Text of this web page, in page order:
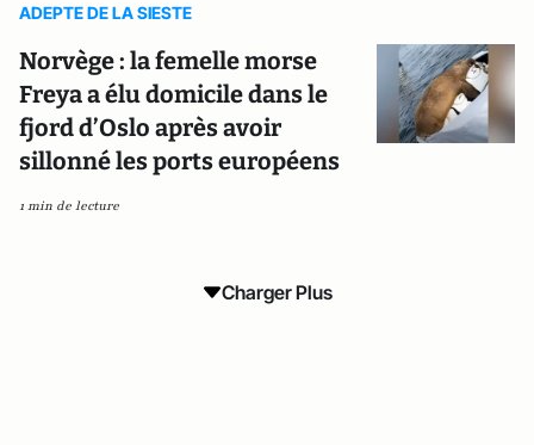
ADEPTE DE LA SIESTE
Norvège : la femelle morse
Freya a élu domicile dans le
fjord d’Oslo après avoir
sillonné les ports européens
1 min de lecture
Charger Plus